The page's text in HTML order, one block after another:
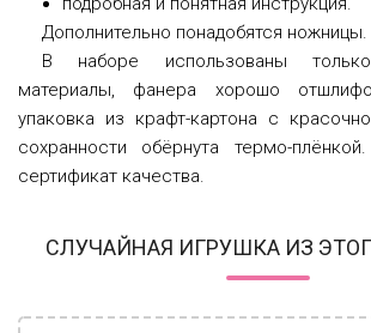
Дополнительно понадобятся ножницы.
В наборе использованы
материалы, фанера хорошо
упаковка из крафт-картона с
сохранности обёрнута термо-
сертификат качества.
СЛУЧАЙНАЯ ИГРУШКА ИЗ